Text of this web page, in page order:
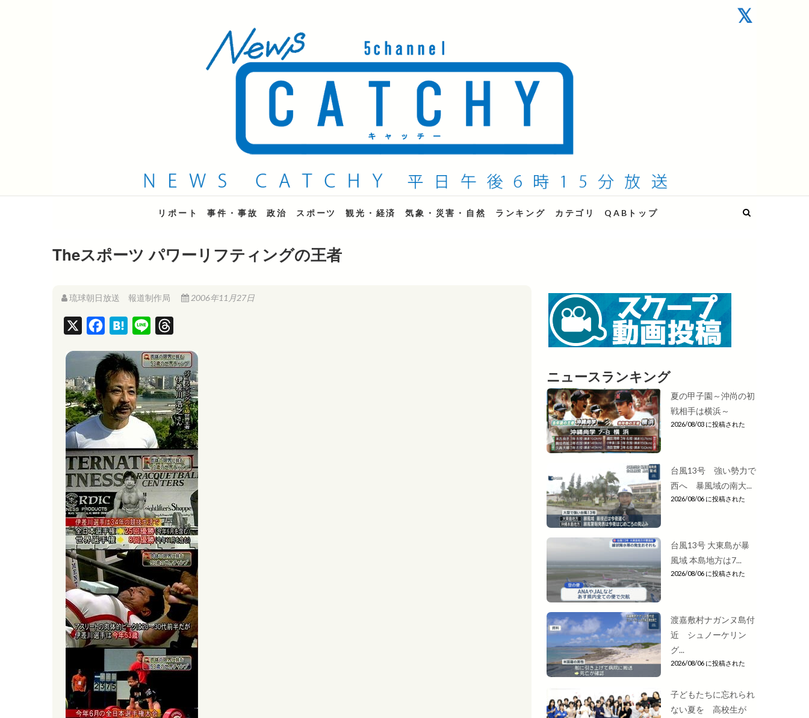
QAB NEWS Headline
キャッチー 月曜〜金曜 午後6時15分放送
リポート 事件・事故 政治 スポーツ 観光・経済 気象・災害・自然 ランキング カテゴリ QABトップ
Theスポーツ パワーリフティングの王者
琉球朝日放送 報道制作局 2006年11月27日
c
e
b
o
o
k
H
t
e
n
a
n
e
r
e
a
d
s
ニュースランキング
夏の甲子園～沖尚の初
戦相手は横浜～
2026/08/03 に投稿された
台風13号 強い勢力で
西へ 暴風域の南大...
2026/08/06 に投稿された
台風13号 大東島が暴
風域 本島地方は7...
2026/08/06 に投稿された
渡嘉敷村ナガンヌ島付
近 シュノーケリン
グ...
2026/08/06 に投稿された
子どもたちに忘れられ
ない夏を 高校生が